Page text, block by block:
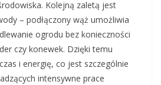
Kolejną zaletą jest
– podłączony wąż umożliwia
ogrodu bez konieczności
czy konewek. Dzięki temu
i energię, co jest szczególnie
intensywne prace